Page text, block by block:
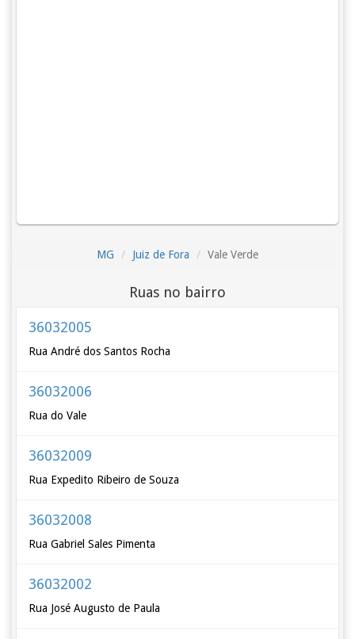
MG Juiz de Fora Vale Verde
Ruas no bairro
36032005
Rua André dos Santos Rocha
36032006
Rua do Vale
36032009
Rua Expedito Ribeiro de Souza
36032008
Rua Gabriel Sales Pimenta
36032002
Rua José Augusto de Paula